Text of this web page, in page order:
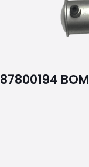
87800194